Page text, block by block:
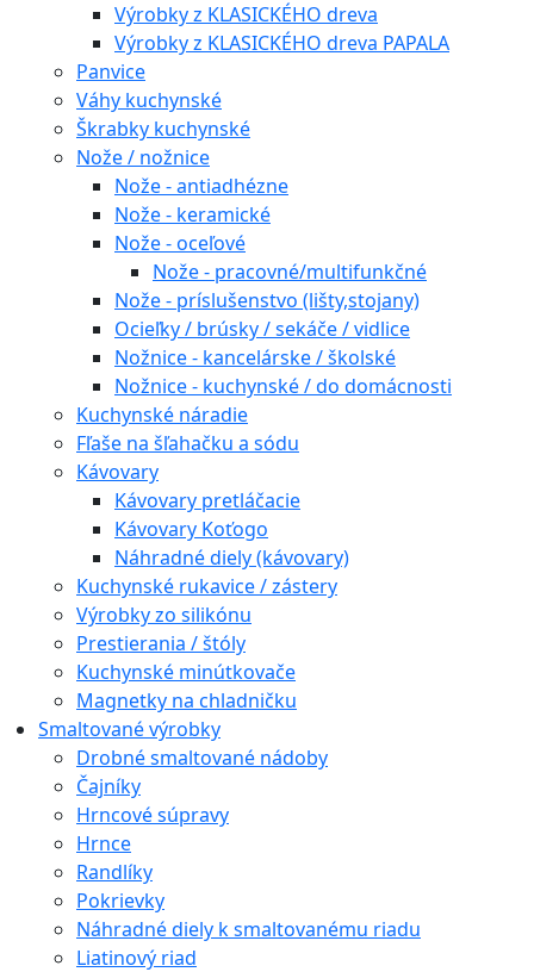
Výrobky z KLASICKÉHO dreva
Výrobky z KLASICKÉHO dreva PAPALA
Panvice
Váhy kuchynské
Škrabky kuchynské
Nože / nožnice
Nože - antiadhézne
Nože - keramické
Nože - oceľové
Nože - pracovné/multifunkčné
Nože - príslušenstvo (lišty,stojany)
Ocieľky / brúsky / sekáče / vidlice
Nožnice - kancelárske / školské
Nožnice - kuchynské / do domácnosti
Kuchynské náradie
Fľaše na šľahačku a sódu
Kávovary
Kávovary pretláčacie
Kávovary Koťogo
Náhradné diely (kávovary)
Kuchynské rukavice / zástery
Výrobky zo silikónu
Prestierania / štóly
Kuchynské minútkovače
Magnetky na chladničku
Smaltované výrobky
Drobné smaltované nádoby
Čajníky
Hrncové súpravy
Hrnce
Randlíky
Pokrievky
Náhradné diely k smaltovanému riadu
Liatinový riad